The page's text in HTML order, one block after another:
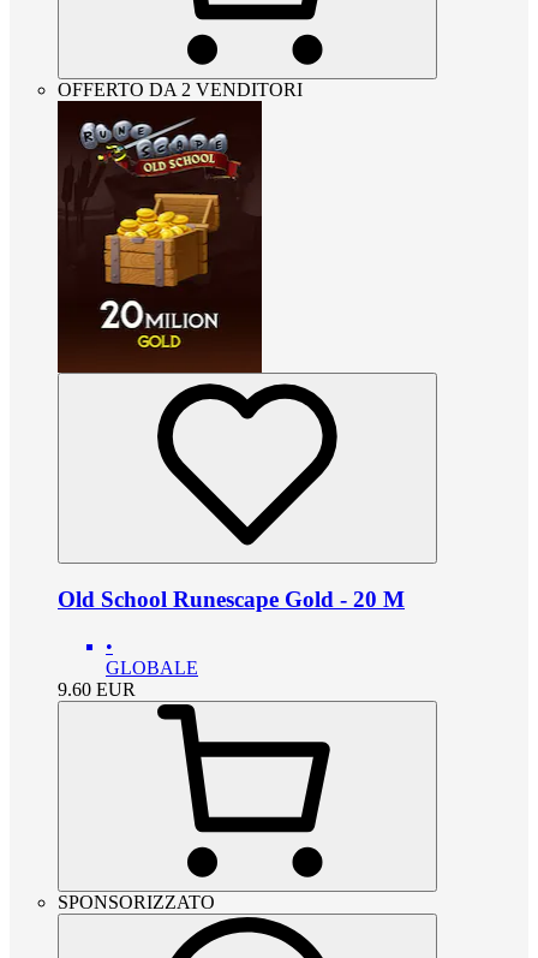
OFFERTO DA 2 VENDITORI
Old School Runescape Gold - 20 M
•
GLOBALE
9.60 EUR
SPONSORIZZATO